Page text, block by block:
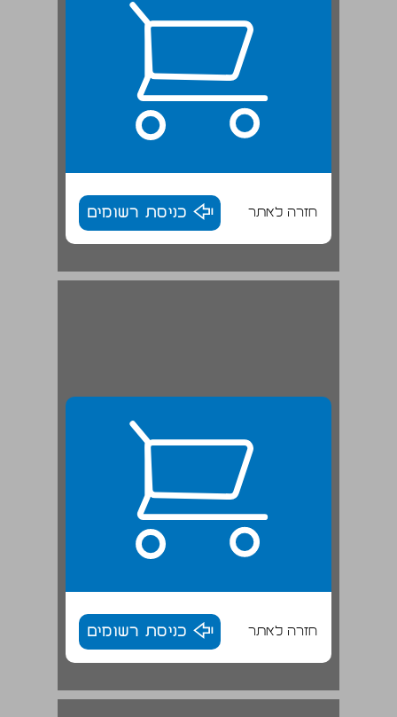
חזרה לאתר כניסת רשומים
רגל של שולחן אבן מימי הבית השני מחפירות צ'רלס וורן בירושלים ... 19
חזרה לאתר כניסת רשומים